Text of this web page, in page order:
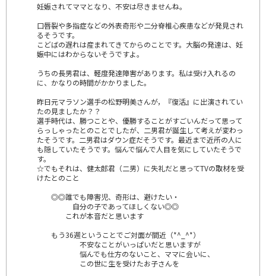
妊娠されてママとなり、不安は尽きませんね。
口唇裂や多指症などの外表奇形や二分脊椎心疾患などが発見され
るそうです。
こどばの遅れは産まれてきてからのことです。大脳の発達は、妊
娠中にはわからないそうですよ。
うちの長男君は、軽度発達障害があります。私は受け入れるの
に、かなりの時間がかかりました。
昨日元マラソン選手の松野明美さんが，『復活』に出演されてい
たの見ましたか？？
選手時代は、勝つことや、優勝することがすごいんだって思って
らっしゃったとのことでしたが、二男君が誕生して考えが変わっ
たそうです。二男君はダウン症だそうです。最近まで近所の人に
も隠していたそうです。悩んで悩んで人目を気にしていたそうで
す。
☆でもそれは、健太郎君（二男）に失礼だと思ってTVの取材を受
けたとのこと
◎◎誰でも障害児、奇形は、避けたい・
自分の子であってほしくない◎◎
これが本音だと思います
もう36週ということでご対面が間近（*^_^*）
不安なことがいっぱいだと思いますが
悩んでも仕方のないこと、ママに会いに、
この世に生を受けたお子さんを